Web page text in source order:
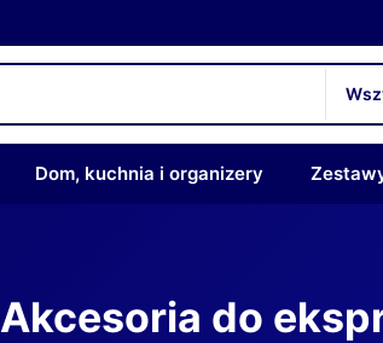
Dom, kuchnia i organizery
Akcesoria do